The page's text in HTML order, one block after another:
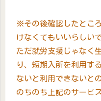
※その後確認したとこ
けなくてもいいらしいで
ただ就労支援じゃなく
り、短期入所を利用す
ないと利用できないと
のちのち上記のサービ